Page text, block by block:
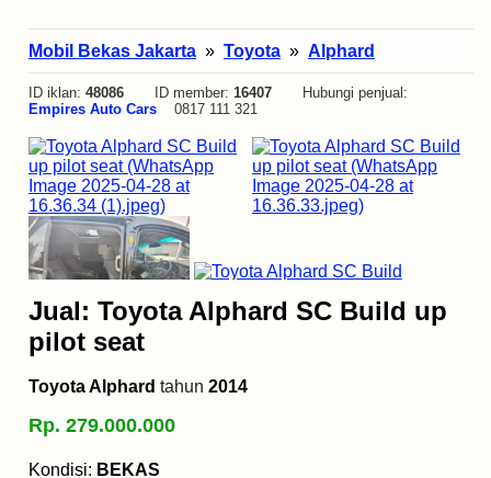
Mobil Bekas Jakarta » Toyota » Alphard
ID iklan: 48086 ID member: 16407 Hubungi penjual:
Empires Auto Cars
0817 111 321
Jual: Toyota Alphard SC Build up
pilot seat
Toyota Alphard tahun 2014
Rp. 279.000.000
Kondisi: BEKAS